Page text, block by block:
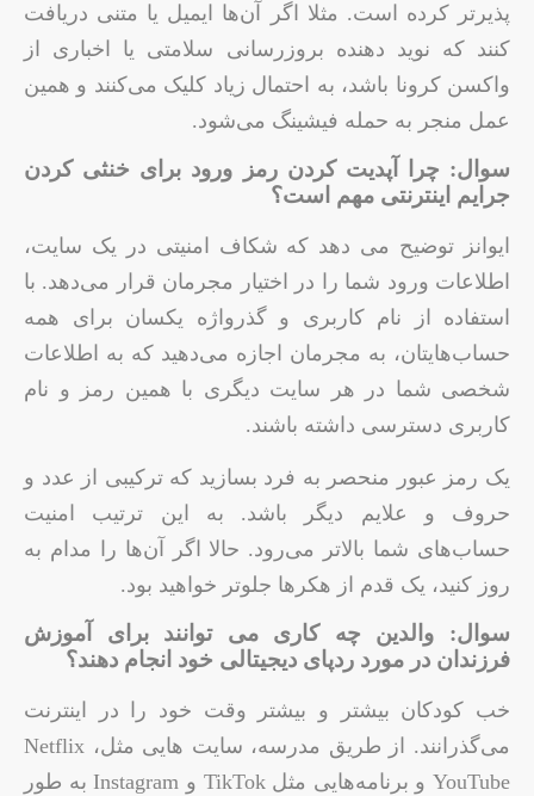
پذیرتر کرده است. مثلا اگر آن‌ها ایمیل یا متنی دریافت
کنند که نوید دهنده بروزرسانی سلامتی یا اخباری از
واکسن کرونا باشد، به احتمال زیاد کلیک می‌کنند و همین
عمل منجر به حمله فیشینگ می‌شود.
سوال: چرا آپدیت کردن رمز ورود برای خنثی کردن
جرایم اینترنتی مهم است؟
ایوانز توضیح می دهد که شکاف امنیتی در یک سایت،
اطلاعات ورود شما را در اختیار مجرمان قرار می‌دهد. با
استفاده از نام کاربری و گذرواژه یکسان برای همه
حساب‌هایتان، به مجرمان اجازه می‌دهید که به اطلاعات
شخصی شما در هر سایت دیگری با همین رمز و نام
کاربری دسترسی داشته باشند.
یک رمز عبور منحصر به فرد بسازید که ترکیبی از عدد و
حروف و علایم دیگر باشد. به این ترتیب امنیت
حساب‌های شما بالاتر می‌رود. حالا اگر آن‌ها را مدام به
روز کنید، یک قدم از هکرها جلوتر خواهید بود.
سوال: والدین چه کاری می توانند برای آموزش
فرزندان در مورد ردپای دیجیتالی خود انجام دهند؟
خب کودکان بیشتر و بیشتر وقت خود را در اینترنت
می‌گذرانند. از طریق مدرسه، سایت هایی مثلNetflix ،
YouTube و برنامه‌هایی مثل TikTok و Instagram به طور